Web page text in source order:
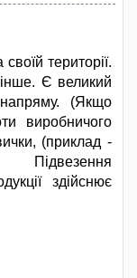
території.
Є великий
напряму. (Якщо
виробничого
(приклад -
Підвезення
здійснює